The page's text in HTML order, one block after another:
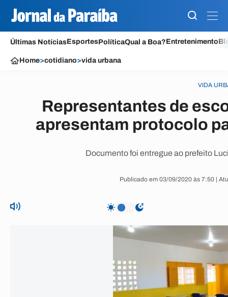
Últimas NotíciasEsportesPolíticaQual a Boa?Entretenimento
Home>cotidiano>vida urbana
VIDA
Representantes de
apresentam protocolo
Documento foi entregue ao prefeito
Publicado em 03/09/2020 às 7:50 |